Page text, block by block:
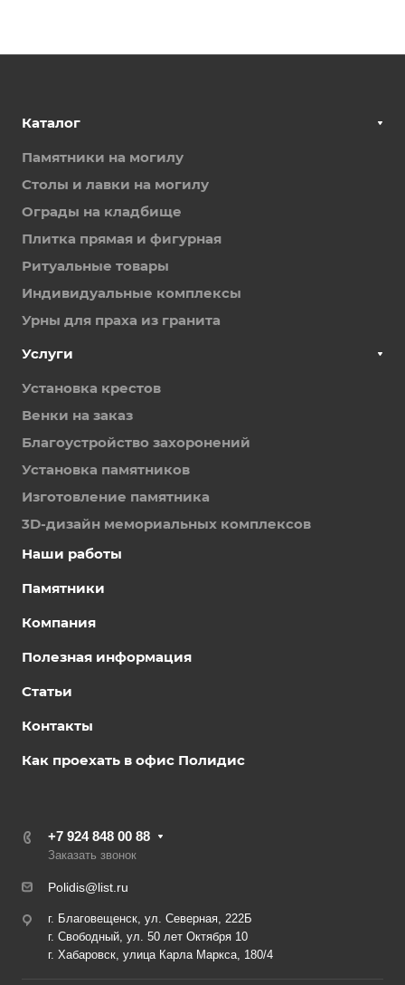
Каталог
Памятники на могилу
Столы и лавки на могилу
Ограды на кладбище
Плитка прямая и фигурная
Ритуальные товары
Индивидуальные комплексы
Урны для праха из гранита
Услуги
Установка крестов
Венки на заказ
Благоустройство захоронений
Установка памятников
Изготовление памятника
3D-дизайн мемориальных комплексов
Наши работы
Памятники
Компания
Полезная информация
Статьи
Контакты
Как проехать в офис Полидис
+7 924 848 00 88
Заказать звонок
Polidis@list.ru
г. Благовещенск, ул. Северная, 222Б
г. Свободный, ул. 50 лет Октября 10
г. Хабаровск, улица Карла Маркса, 180/4